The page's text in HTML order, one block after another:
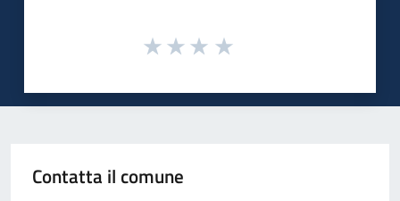
Contatta il comune